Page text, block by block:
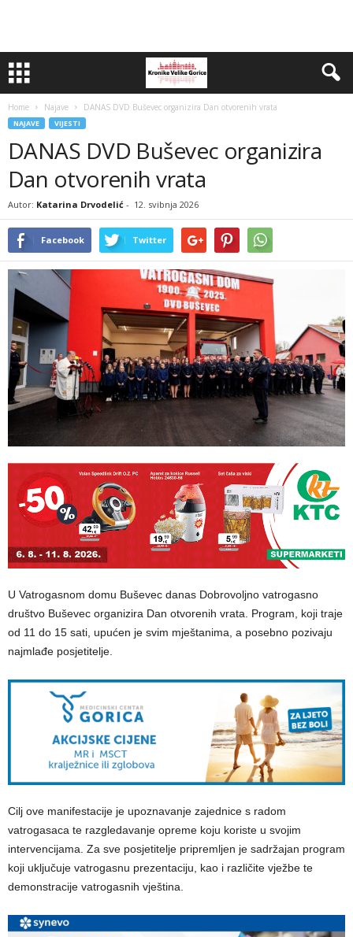
Home Najave DANAS DVD Buševec organizira Dan otvorenih vrata
NAJAVE VIJESTI
DANAS DVD Buševec organizira
Dan otvorenih vrata
Autor: Katarina Drvodelić - 12. svibnja 2026
Facebook Twitter
U Vatrogasnom domu Buševec danas Dobrovoljno vatrogasno
društvo Buševec organizira Dan otvorenih vrata. Program, koji traje
od 11 do 15 sati, upućen je svim mještanima, a posebno pozivaju
najmlađe posjetitelje.
Cilj ove manifestacije je upoznavanje zajednice s radom
vatrogasaca te razgledavanje opreme koju koriste u svojim
intervencijama. Za sve posjetitelje pripremljen je sadržajan program
koji uključuje vatrogasnu prezentaciju, kao i različite vježbe te
demonstracije vatrogasnih vještina.